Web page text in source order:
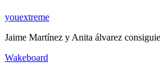
youextreme
Jaime Martínez y Anita álvarez
Wakeboard